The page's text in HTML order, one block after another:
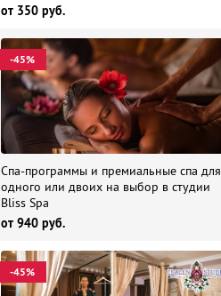
от 350 руб.
-45%
Спа-программы и премиальные спа для
одного или двоих на выбор в студии
Bliss Spa
от 940 руб.
-45%